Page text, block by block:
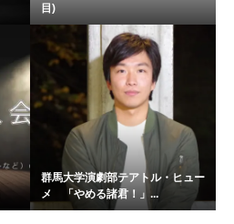
目)
群馬大学演劇部テアトル・ヒュー
メ 「やめる諸君！」...